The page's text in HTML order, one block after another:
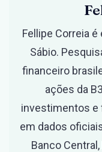
Fellipe Correia
Sábio.
financeiro
ações da
investimentos e
em dados
Banco